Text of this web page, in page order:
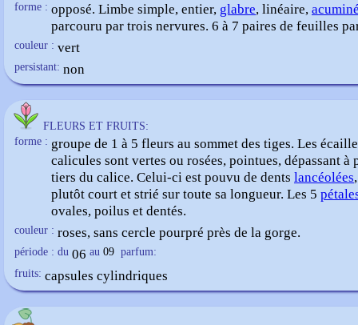
forme : opposé. Limbe simple, entier, glabre, linéaire,
parcouru par trois nervures. 6 à 7 paires de feuilles
couleur : vert
persistant: non
FLEURS ET FRUITS:
forme : groupe de 1 à 5 fleurs au sommet des tiges. Les
calicules sont vertes ou rosées, pointues, dépassant à
tiers du calice. Celui-ci est pouvu de dents lancéolées
plutôt court et strié sur toute sa longueur. Les 5
ovales, poilus et dentés.
couleur : roses, sans cercle pourpré près de la gorge.
période : du 06 au 09 parfum:
fruits: capsules cylindriques